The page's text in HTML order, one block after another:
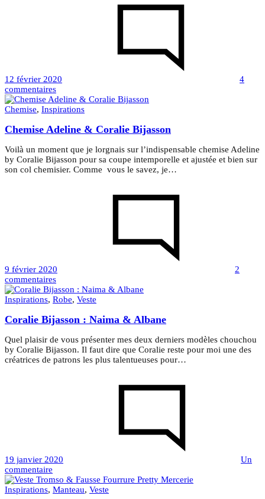
12 février 2020
4
commentairessur
Sweat
Charlie
Lubies
Cadia
Chemise, Inspirations
Chemise Adeline & Coralie Bijasson
Voilà un moment que je lorgnais sur l’indispensable chemise Adeline
by Coralie Bijasson pour sa coupe intemporelle et ajustée et bien sur
son col chemisier. Comme vous le savez, je…
9 février 2020
2
commentairessur
Chemise
Adeline
Coralie
Inspirations, Robe, Veste
Coralie Bijasson : Naima & Albane
Quel plaisir de vous présenter mes deux derniers modèles chouchou
by Coralie Bijasson. Il faut dire que Coralie reste pour moi une des
créatrices de patrons les plus talentueuses pour…
19 janvier 2020
Un
commentaire
Coralie
Bijasson
Inspirations, Manteau, Veste